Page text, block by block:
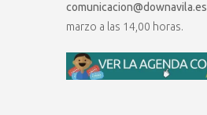
comunicacion@downavila.es
marzo a las 14,00 horas.